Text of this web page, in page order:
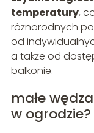
temperatury,
różnorodnych
od
a także od
balkonie.
małe
w ogrodzie?